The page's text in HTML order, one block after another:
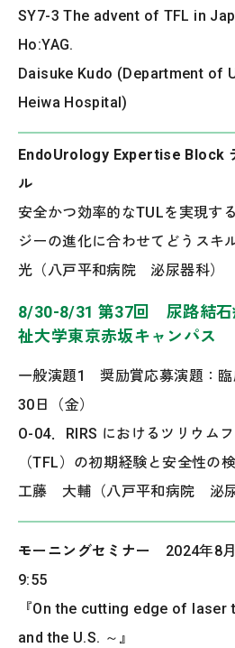
SY7-3 The advent of TFL in
Ho:YAG.
Daisuke Kudo (Department of
Heiwa Hospital)
EndoUrology Expertise Block
ル
安全かつ効率的なTULを実現す
ジーの進化に合わせてどうスキ
光（八戸平和病院 泌尿器科）
8/30-8/31 第37回 尿路結
祉大学東京赤坂キャンパス
一般演題1 奨励賞応募演題：
30日（金）
O-04．RIRS におけるツリウム
（TFL）の初期経験と安全性の
工藤 大輔（八戸平和病院 泌尿
モーニングセミナー
2024年8
9:55
『On the cutting edge of laser
and the U.S. ～』